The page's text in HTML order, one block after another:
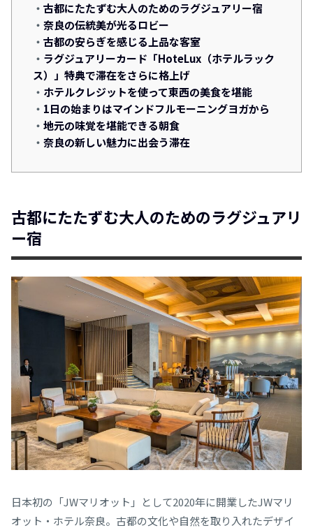
古都にたたずむ大人のためのラグジュアリー宿
奈良の伝統美が光るロビー
古都の安らぎを感じる上品な客室
ラグジュアリーカード「HoteLux（ホテルラック
ス）」特典で滞在をさらに格上げ
ホテルクレジットを使って東西の美食を堪能
1日の始まりはマインドフルモーニングヨガから
地元の味覚を堪能できる朝食
奈良の新しい魅力に出会う滞在
古都にたたずむ大人のためのラグジュアリ
ー宿
日本初の「JWマリオット」として2020年に開業したJWマリ
オット・ホテル奈良。古都の文化や自然を取り入れたデザイ